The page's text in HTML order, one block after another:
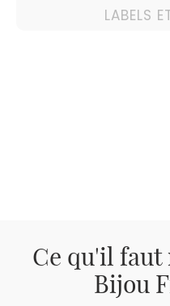
LABELS
Ce qu'il
Bijou